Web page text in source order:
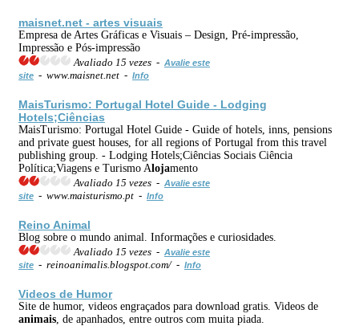
maisnet.net - artes visuais
Empresa de Artes Gráficas e Visuais – Design, Pré-impressão,
Impressão e Pós-impressão
Avaliado 15 vezes - Avalie este
site - www.maisnet.net - Info
MaisTurismo: Portugal Hotel Guide - Lodging
Hotels;Ciências
MaisTurismo: Portugal Hotel Guide - Guide of hotels, inns, pensions
and private guest houses, for all regions of Portugal from this travel
publishing group. - Lodging Hotels;Ciências Sociais Ciência
Política;Viagens e Turismo Alojamento
Avaliado 15 vezes - Avalie este
site - www.maisturismo.pt - Info
Reino Animal
Blog sobre o mundo animal. Informações e curiosidades.
Avaliado 15 vezes - Avalie este
site - reinoanimalis.blogspot.com/ - Info
Videos de Humor
Site de humor, videos engraçados para download gratis. Videos de
animais , de apanhados, entre outros com muita piada.